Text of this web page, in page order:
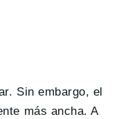
Sin embargo, el
más ancha. A